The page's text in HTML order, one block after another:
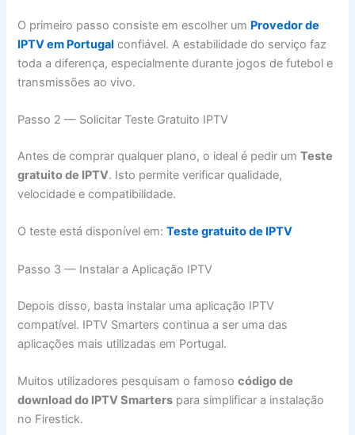
O primeiro passo consiste em escolher um Provedor de
IPTV em Portugal confiável. A estabilidade do serviço faz
toda a diferença, especialmente durante jogos de futebol e
transmissões ao vivo.
Passo 2 — Solicitar Teste Gratuito IPTV
Antes de comprar qualquer plano, o ideal é pedir umTeste
gratuito de IPTV. Isto permite verificar qualidade,
velocidade e compatibilidade.
O teste está disponível em:Teste gratuito de IPTV
Passo 3 — Instalar a Aplicação IPTV
Depois disso, basta instalar uma aplicação IPTV
compatível. IPTV Smarters continua a ser uma das
aplicações mais utilizadas em Portugal.
Muitos utilizadores pesquisam o famosocódigo de
download do IPTV Smarters para simplificar a instalação
no Firestick.